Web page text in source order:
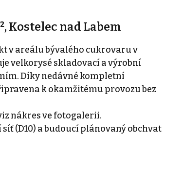
Kostelec nad Labem
v areálu bývalého cukrovaru v
velkorysé skladovací a výrobní
Díky nedávné kompletní
k okamžitému provozu bez
nákres ve fotogalerii.
(D10) a budoucí plánovaný obchvat